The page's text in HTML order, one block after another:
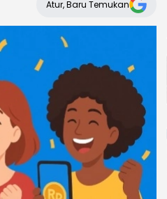
Atur, Baru Temukan